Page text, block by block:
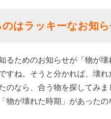
はラッキーなお知
るためのお知らせが「物が壊
すね。そうと分かれば、壊
のなら、合う物を探してみま
物が壊れた時期」があった